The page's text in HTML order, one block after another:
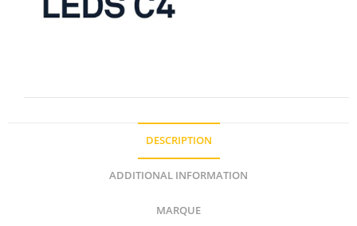
DESCRIPTION
ADDITIONAL INFORMATION
MARQUE